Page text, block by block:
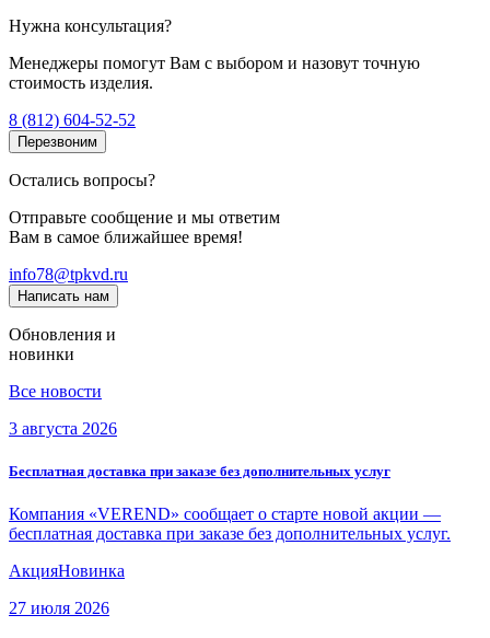
Нужна консультация?
Менеджеры помогут Вам с выбором и назовут точную
стоимость изделия.
8 (812) 604-52-52
Перезвоним
Остались вопросы?
Отправьте сообщение и мы ответим
Вам в самое ближайшее время!
info78@tpkvd.ru
Написать нам
Обновления и
новинки
Все новости
3 августа 2026
Бесплатная доставка при заказе без дополнительных услуг
Компания «VEREND» сообщает о старте новой акции —
бесплатная доставка при заказе без дополнительных услуг.
АкцияНовинка
27 июля 2026